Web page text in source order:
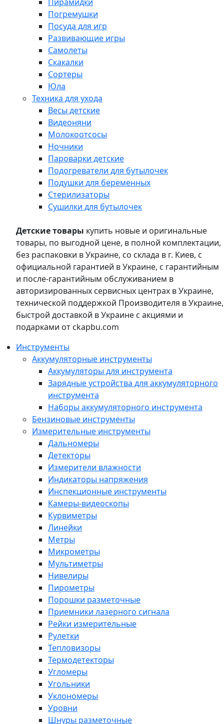
Погремушки
Посуда для игр
Развивающие игры
Самолеты
Скакалки
Сортеры
Юла
Техника для ухода
Весы детские
Видеоняни
Молокоотсосы
Ночники
Пароварки детские
Подогреватели для бутылочек
Подушки для беременных
Стерилизаторы
Сушилки для бутылочек
Детские товары купить новые и оригинальные
товары, по выгодной цене, в полной комплектации,
без распаковки в Украине, со склада в г. Киев, с
официальной гарантией в Украине, с гарантийным
и после-гарантийным обслуживанием в
авторизированных сервисных центрах в Украине,
технической поддержкой Производителя в Украине,
быстрой доставкой в Украине с акциями и
подарками от ckapbu.com
Инструменты
Аккумуляторные инструменты
Аккумуляторы для инструмента
Зарядные устройства для аккумуляторного
инструмента
Наборы аккумуляторного инструмента
Бензиновые инструменты
Измерительные инструменты
Дальномеры
Детекторы
Измерители влажности
Индикаторы напряжения
Инспекционные инструменты
Камеры-видеоскопы
Курвиметры
Линейки
Метры
Микрометры
Мультиметры
Нивелиры
Пирометры
Порошки разметочные
Приемники лазерного сигнала
Рейки измерительные
Рулетки
Тепловизоры
Термодетекторы
Угломеры
Угольники
Уклономеры
Уровни
Шнуры разметочные